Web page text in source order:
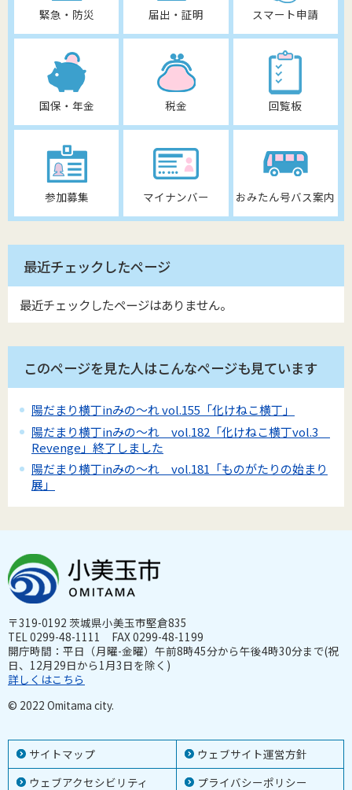
緊急・防災 届出・証明 スマート申請
国保・年金 税金 回覧板
参加募集 マイナンバー おみたん号バス案内
最近チェックしたページ
最近チェックしたページはありません。
このページを見た人はこんなページも見ています
陽だまり横丁inみの～れ vol.155「化けねこ横丁」
陽だまり横丁inみの～れ vol.182「化けねこ横丁vol.3
Revenge」終了しました
陽だまり横丁inみの～れ vol.181「ものがたりの始まり
展」
サイトマップ
ウェブサイト運営方針
ウェブアクセシビリティ
プライバシーポリシー
〒319-0192 茨城県小美玉市堅倉835
TEL 0299-48-1111 FAX 0299-48-1199
開庁時間：平日（月曜-金曜）午前8時45分から午後4時30分まで(祝
日、12月29日から1月3日を除く)
詳しくはこちら
© 2022 Omitama city.